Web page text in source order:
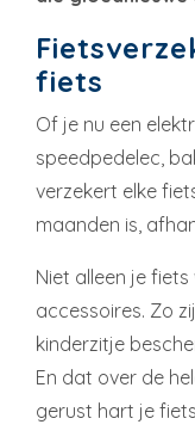
fiets
Of je nu een
speedpedelec,
verzekert elke
maanden is,
Niet alleen je
accessoires. Zo
kinderzitje
En dat over de
gerust hart je